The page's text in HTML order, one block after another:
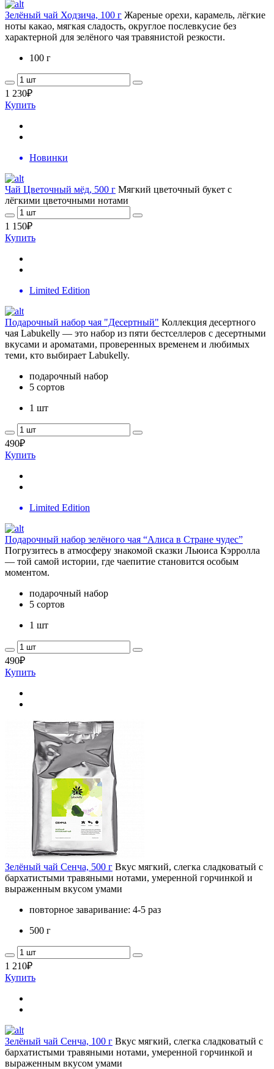
Зелёный чай Ходзича, 100 г Жареные орехи, карамель, лёгкие
ноты какао, мягкая сладость, округлое послевкусие без
характерной для зелёного чая травянистой резкости.
100 г
1 230₽
Купить
Новинки
Чай Цветочный мёд, 500 г Мягкий цветочный букет с
лёгкими цветочными нотами
1 150₽
Купить
Limited Edition
Подарочный набор чая "Десертный" Коллекция десертного
чая Labukelly — это набор из пяти бестселлеров с десертными
вкусами и ароматами, проверенных временем и любимых
теми, кто выбирает Labukelly.
подарочный набор
5 сортов
1 шт
490₽
Купить
Limited Edition
Подарочный набор зелёного чая “Алиса в Стране чудес”
Погрузитесь в атмосферу знакомой сказки Льюиса Кэрролла
— той самой истории, где чаепитие становится особым
моментом.
подарочный набор
5 сортов
1 шт
490₽
Купить
Зелёный чай Сенча, 500 г Вкус мягкий, слегка сладковатый с
бархатистыми травяными нотами, умеренной горчинкой и
выраженным вкусом умами
повторное заваривание: 4-5 раз
500 г
1 210₽
Купить
Зелёный чай Сенча, 100 г Вкус мягкий, слегка сладковатый с
бархатистыми травяными нотами, умеренной горчинкой и
выраженным вкусом умами